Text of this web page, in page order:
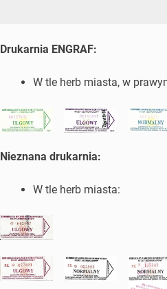
Drukarnia ENGRAF:
W tle herb miasta, w
Nieznana drukarnia:
W tle herb miasta: